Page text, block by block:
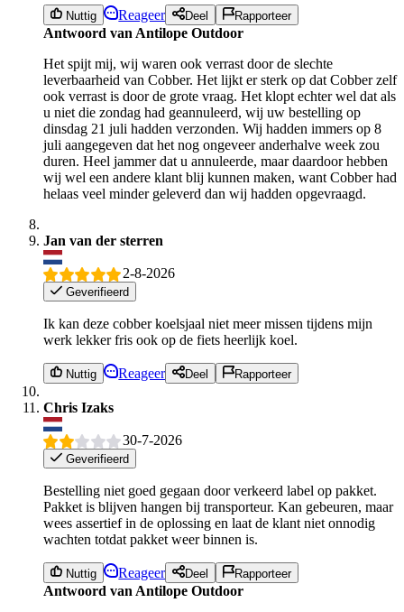
Nuttig Reageer Deel Rapporteer
Antwoord van Antilope Outdoor
Het spijt mij, wij waren ook verrast door de slechte
leverbaarheid van Cobber. Het lijkt er sterk op dat Cobber zelf
ook verrast is door de grote vraag. Het klopt echter wel dat als
u niet die zondag had geannuleerd, wij uw bestelling op
dinsdag 21 juli hadden verzonden. Wij hadden immers op 8
juli aangegeven dat het nog ongeveer anderhalve week zou
duren. Heel jammer dat u annuleerde, maar daardoor hebben
wij wel een andere klant blij kunnen maken, want Cobber had
helaas veel minder geleverd dan wij hadden opgevraagd.
Jan van der sterren
2-8-2026
Geverifieerd
Ik kan deze cobber koelsjaal niet meer missen tijdens mijn
werk lekker fris ook op de fiets heerlijk koel.
Nuttig Reageer Deel Rapporteer
Chris Izaks
30-7-2026
Geverifieerd
Bestelling niet goed gegaan door verkeerd label op pakket.
Pakket is blijven hangen bij transporteur. Kan gebeuren, maar
wees assertief in de oplossing en laat de klant niet onnodig
wachten totdat pakket weer binnen is.
Nuttig Reageer Deel Rapporteer
Antwoord van Antilope Outdoor